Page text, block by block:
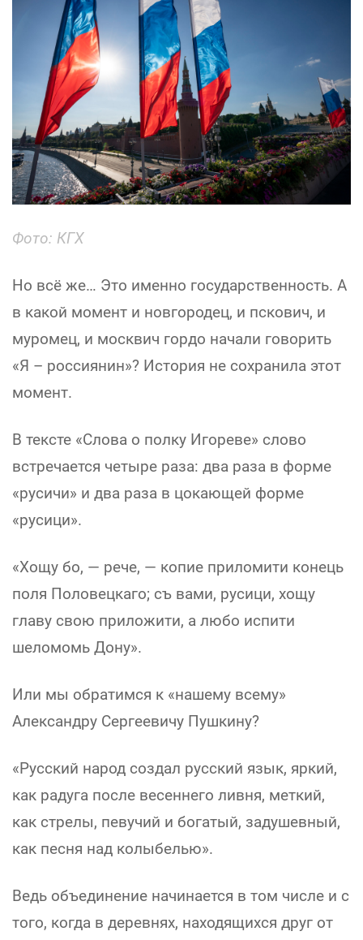
Фото: КГХ
Но всё же… Это именно государственность. А
в какой момент и новгородец, и пскович, и
муромец, и москвич гордо начали говорить
«Я – россиянин»? История не сохранила этот
момент.
В тексте «Слова о полку Игореве» слово
встречается четыре раза: два раза в форме
«русичи» и два раза в цокающей форме
«русици».
«Хощу бо, — рече, — копие приломити конець
поля Половецкаго; съ вами, русици, хощу
главу свою приложити, а любо испити
шеломомь Дону».
Или мы обратимся к «нашему всему»
Александру Сергеевичу Пушкину?
«Русский народ создал русский язык, яркий,
как радуга после весеннего ливня, меткий,
как стрелы, певучий и богатый, задушевный,
как песня над колыбелью».
Ведь объединение начинается в том числе и с
того, когда в деревнях, находящихся друг от